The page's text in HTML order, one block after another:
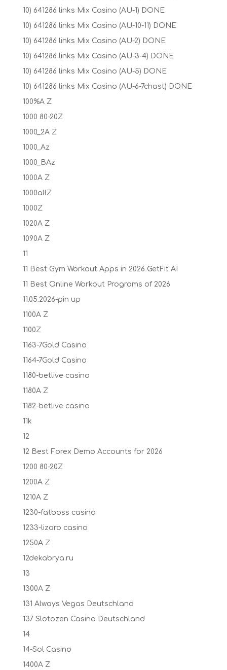
10) 641286 links Mix Casino (AU-1) DONE
10) 641286 links Mix Casino (AU-10-11) DONE
10) 641286 links Mix Casino (AU-2) DONE
10) 641286 links Mix Casino (AU-3-4) DONE
10) 641286 links Mix Casino (AU-5) DONE
10) 641286 links Mix Casino (AU-6-7chast) DONE
100%A Z
1000 80-20Z
1000_2A Z
1000_Az
1000_BAz
1000A Z
1000allZ
1000Z
1020A Z
1090A Z
11
11 Best Gym Workout Apps in 2026 GetFit AI
11 Best Online Workout Programs of 2026
11.05.2026-pin up
1100A Z
1100Z
1163-7Gold Casino
1164-7Gold Casino
1180-betlive casino
1180A Z
1182-betlive casino
11k
12
12 Best Forex Demo Accounts for 2026
1200 80-20Z
1200A Z
1210A Z
1230-fatboss casino
1233-lizaro casino
1250A Z
12dekabrya.ru
13
1300A Z
131 Always Vegas Deutschland
137 Slotozen Casino Deutschland
14
14-Sol Casino
1400A Z